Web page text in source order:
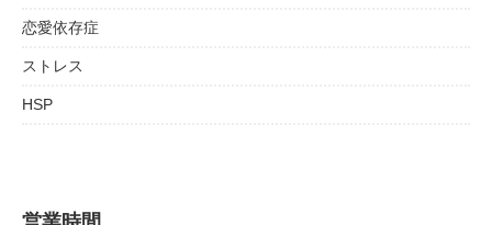
恋愛依存症
ストレス
HSP